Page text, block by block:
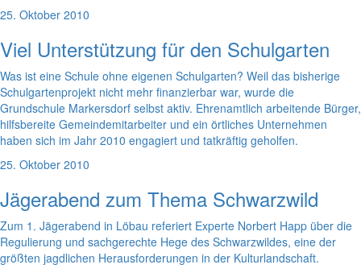
25. Oktober 2010
Viel Unterstützung für den Schulgarten
Was ist eine Schule ohne eigenen Schulgarten? Weil das bisherige
Schulgartenprojekt nicht mehr finanzierbar war, wurde die
Grundschule Markersdorf selbst aktiv. Ehrenamtlich arbeitende Bürger,
hilfsbereite Gemeindemitarbeiter und ein örtliches Unternehmen
haben sich im Jahr 2010 engagiert und tatkräftig geholfen.
25. Oktober 2010
Jägerabend zum Thema Schwarzwild
Zum 1. Jägerabend in Löbau referiert Experte Norbert Happ über die
Regulierung und sachgerechte Hege des Schwarzwildes, eine der
größten jagdlichen Herausforderungen in der Kulturlandschaft.